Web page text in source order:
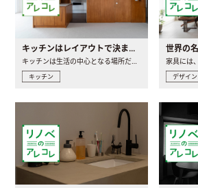
キッチンはレイアウトで決まる。後悔しないための考え方と選び方
キッチンは生活の中心となる場所だからこそ、家の中のどこに置..
キッチン デザイン